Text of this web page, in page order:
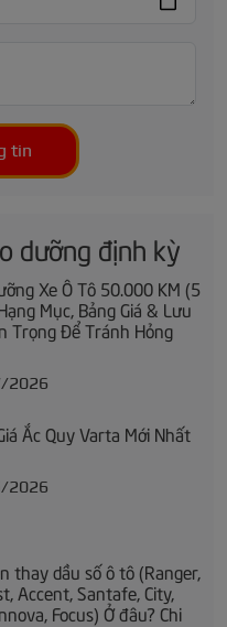
tin
dưỡng định kỳ
Xe Ô Tô 50.000 KM (5
Mục, Bảng Giá & Lưu
Trọng Để Tránh Hỏng
2026
Ắc Quy Varta Mới Nhất
2026
thay dầu số ô tô (Ranger,
Accent, Santafe, City,
Focus) Ở đâu? Chi